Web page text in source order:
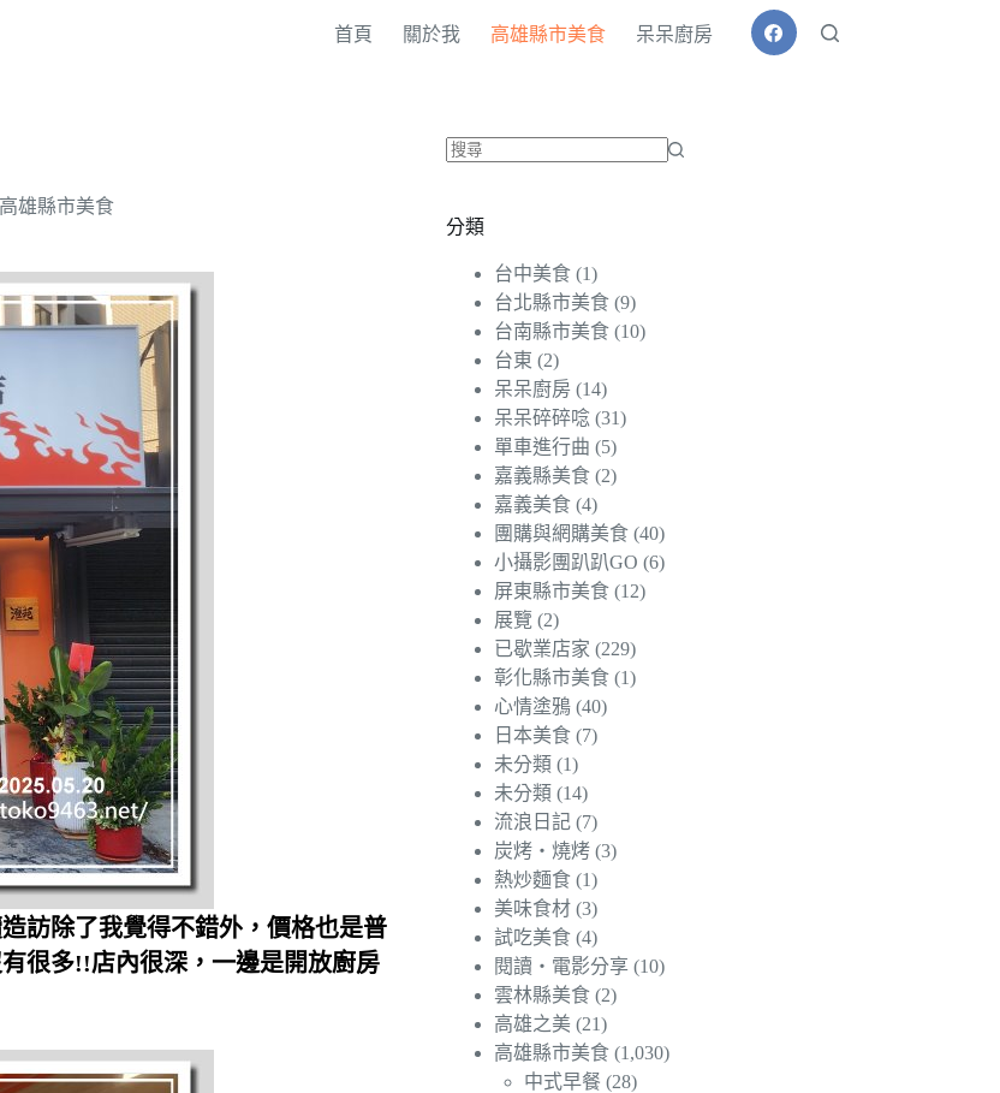
首頁 關於我 高雄縣市美食 呆呆廚房
高雄縣市美食
訪除了我覺得不錯外，價格也是普
很多!!店內很深，一邊是開放廚房
到
分類
台中美食 (1)
台北縣市美食 (9)
台南縣市美食 (10)
台東 (2)
呆呆廚房 (14)
呆呆碎碎唸 (31)
單車進行曲 (5)
嘉義縣美食 (2)
嘉義美食 (4)
團購與網購美食 (40)
小攝影團趴趴GO (6)
屏東縣市美食 (12)
展覽 (2)
已歇業店家 (229)
彰化縣市美食 (1)
心情塗鴉 (40)
日本美食 (7)
未分類 (1)
未分類 (14)
流浪日記 (7)
炭烤‧燒烤 (3)
熱炒麵食 (1)
美味食材 (3)
試吃美食 (4)
閱讀‧電影分享 (10)
雲林縣美食 (2)
高雄之美 (21)
高雄縣市美食 (1,030)
中式早餐 (28)